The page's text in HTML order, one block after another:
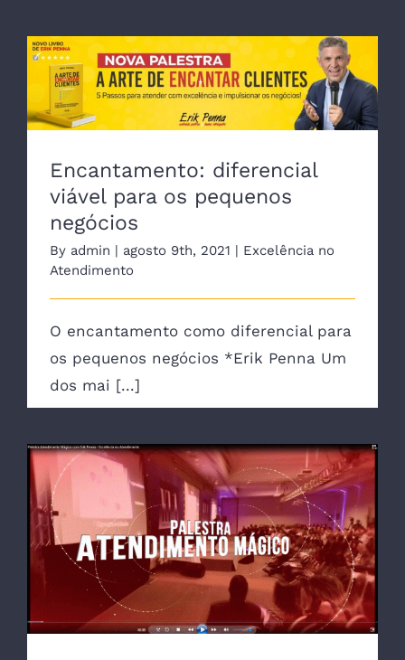
Encantamento: diferencial viável para os
pequenos negócios
Encantamento: diferencial
viável para os pequenos
negócios
By admin | agosto 9th, 2021 | Excelência no
Atendimento
O encantamento como diferencial para
os pequenos negócios *Erik Penna Um
dos mai [...]
5 PRÁTICAS DO MODELO DISNEY DE
ENCANTAR